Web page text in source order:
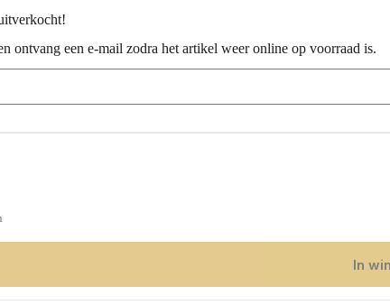
ontvang een e-mail zodra het artikel weer online op voorraad is.
In